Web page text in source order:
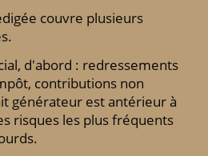
couvre plusieurs
d'abord : redressements
contributions non
générateur est antérieur à
risques les plus fréquents